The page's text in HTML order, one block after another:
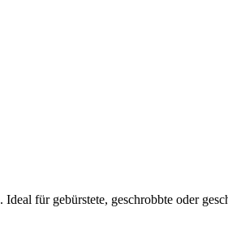
für gebürstete, geschrobbte oder